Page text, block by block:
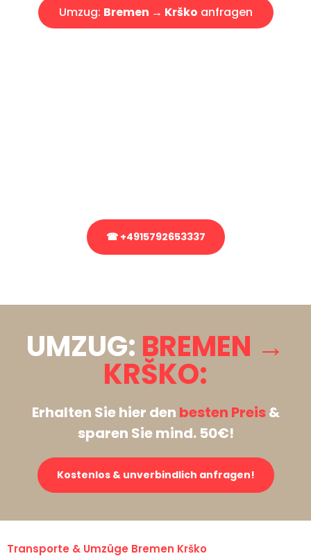
Umzug: Bremen → Krško anfragen
☎ +4915792653337
UMZUG: BREMEN →
KRŠKO:
Erhalten Sie hier den besten Preis&
sparen Sie mind. 50€!
Kostenlos & unverbindlich anfragen!
Transporte & Umzüge Bremen Krško